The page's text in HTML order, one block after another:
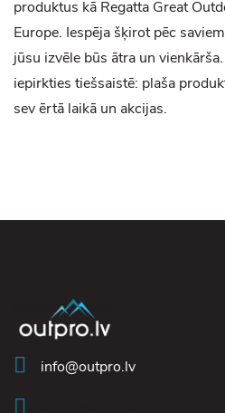
produktus kā Regatta Great
Europe. Iespēja šķirot pēc
jūsu izvēle būs ātra un
iepirkties tiešsaistē: plaša
sev ērtā laikā un akcijas.
info@outpro.lv